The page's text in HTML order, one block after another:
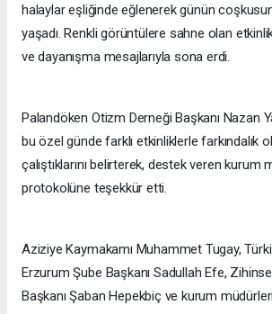
halaylar eşliğinde eğlenerek günün
yaşadı. Renkli görüntülere sahne olan
ve dayanışma mesajlarıyla sona erdi.
Palandöken Otizm Derneği Başkanı Nazan
bu özel günde farklı etkinliklerle farkındalık
çalıştıklarını belirterek, destek veren kurum
protokolüne teşekkür etti.
Aziziye Kaymakamı Muhammet Tugay,
Erzurum Şube Başkanı Sadullah Efe,
Başkanı Şaban Hepekbiç ve kurum